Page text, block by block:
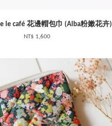
le café 花邊帽包巾 (Alba粉嫩花卉)
NT$ 1,600